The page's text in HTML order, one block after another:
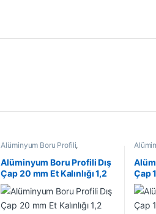
Alüminyum Boru Profili,
Alüminyum Profil
İndirimli Ürünler
Alüminyum Boru Profili Dış
Çap 20 mm Et Kalınlığı 1,2
mm
Çap